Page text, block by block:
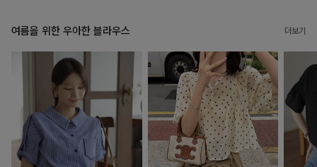
여름을 위한 우아한 블라우스 더보기